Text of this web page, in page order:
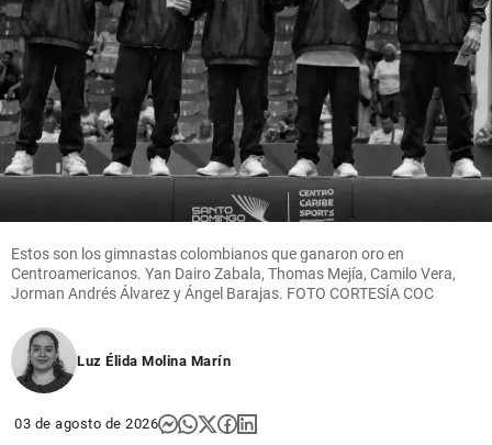
Estos son los gimnastas colombianos que ganaron oro en
Centroamericanos. Yan Dairo Zabala, Thomas Mejía, Camilo Vera,
Jorman Andrés Álvarez y Ángel Barajas. FOTO CORTESÍA COC
Luz Élida Molina Marín
03 de agosto de 2026